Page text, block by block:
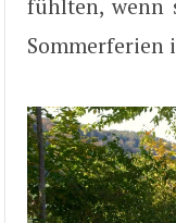
fühlten, wenn
Sommerferien